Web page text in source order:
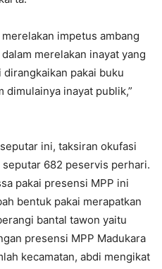
impetus ambang
merelakan inayat yang
pakai buku
dimulainya inayat publik,”
ini, taksiran okufasi
682 peservis perhari.
pakai presensi MPP ini
bentuk pakai merapatkan
bantal tawon yaitu
presensi MPP Madukara
kecamatan, abdi mengikat